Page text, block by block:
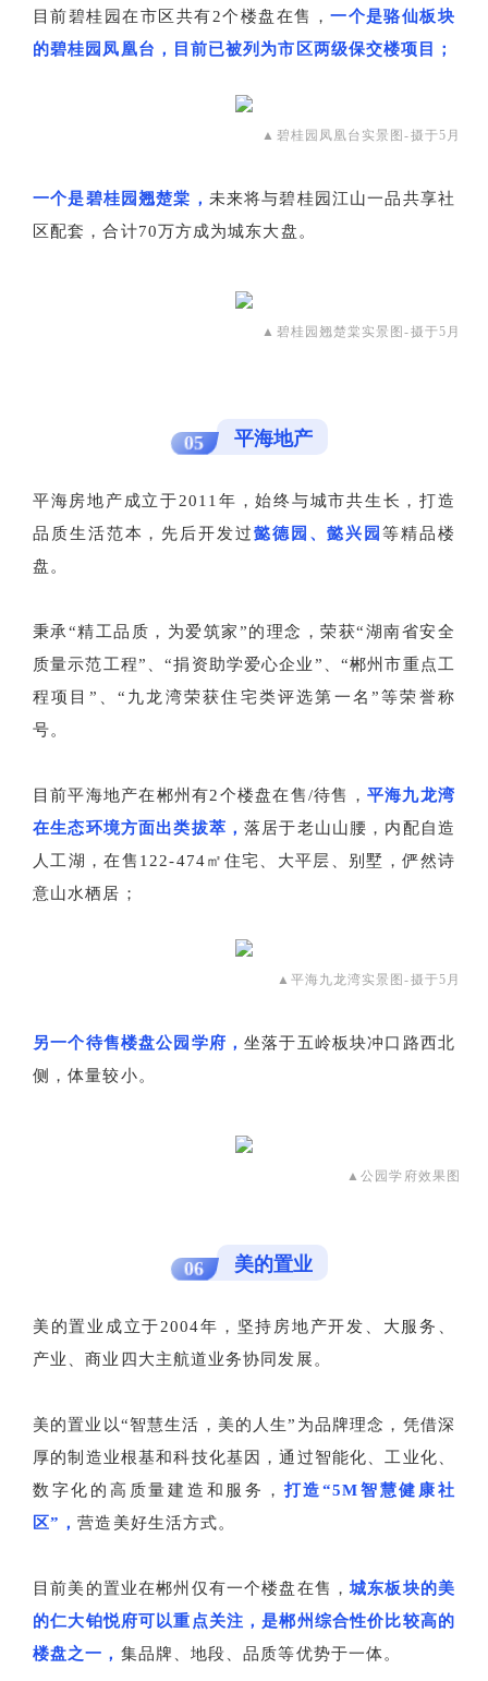
目前碧桂园在市区共有2个楼盘在售，一个是骆仙板块
的碧桂园凤凰台，目前已被列为市区两级保交楼项目；
▲碧桂园凤凰台实景图-摄于5月
一个是碧桂园翘楚棠， 未来将与碧桂园江山一品共享社
区配套，合计70万方成为城东大盘。
▲碧桂园翘楚棠实景图-摄于5月
05 平海地产
平海房地产成立于2011年，始终与城市共生长，打造
品质生活范本，先后开发过懿德园、懿兴园等精品楼
盘。
秉承“精工品质，为爱筑家”的理念，荣获“湖南省安全
质量示范工程”、“捐资助学爱心企业”、“郴州市重点工
程项目”、“九龙湾荣获住宅类评选第一名”等荣誉称
号。
目前平海地产在郴州有2个楼盘在售/待售， 平海九龙湾
在生态环境方面出类拔萃，落居于老山山腰，内配自造
人工湖，在售122-474㎡住宅、大平层、别墅，俨然诗
意山水栖居；
▲平海九龙湾实景图-摄于5月
另一个待售楼盘公园学府，坐落于五岭板块冲口路西北
侧，体量较小。
▲公园学府效果图
06 美的置业
美的置业成立于2004年，坚持房地产开发、大服务、
产业、商业四大主航道业务协同发展。
美的置业以“智慧生活，美的人生”为品牌理念，凭借深
厚的制造业根基和科技化基因，通过智能化、工业化、
数字化的高质量建造和服务， 打造“5M智慧健康社
区”，营造美好生活方式。
目前美的置业在郴州仅有一个楼盘在售，城东板块的美
的仁大铂悦府可以重点关注，是郴州综合性价比较高的
楼盘之一， 集品牌、地段、品质等优势于一体。